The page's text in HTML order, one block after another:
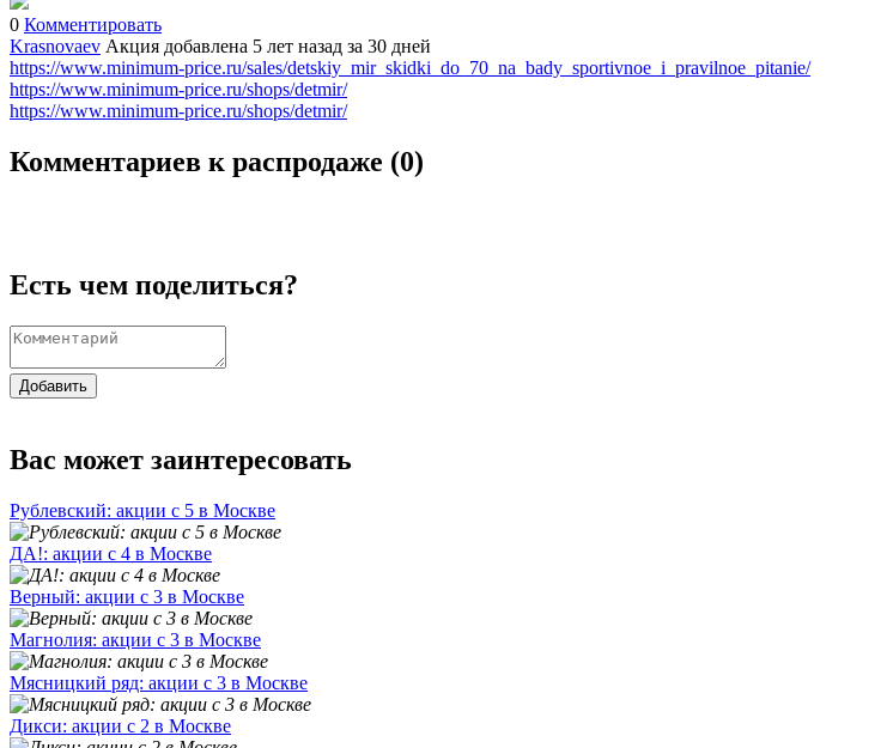
0 Комментировать
Krasnovaev Акция добавлена 5 лет назад за 30 дней
https://www.minimum-price.ru/sales/detskiy_mir_skidki_do_70_na_bady_sportivnoe_i_pravilnoe_pitanie/
https://www.minimum-price.ru/shops/detmir/
https://www.minimum-price.ru/shops/detmir/
Комментариев к распродаже (0)
Есть чем поделиться?
Добавить
Вас может заинтересовать
Рублевский: акции с 5 в Москве
ДА!: акции с 4 в Москве
Верный: акции с 3 в Москве
Магнолия: акции с 3 в Москве
Мясницкий ряд: акции с 3 в Москве
Дикси: акции с 2 в Москве